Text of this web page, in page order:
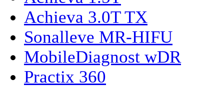
Achieva 3.0T TX
Sonalleve MR-HIFU
MobileDiagnost wDR
Practix 360